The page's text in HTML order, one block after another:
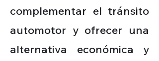
complementar el tránsito
automotor y ofrecer una
alternativa económica y